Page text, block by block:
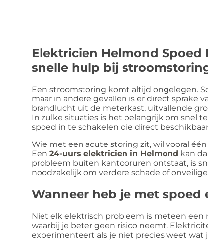
Elektricien Helmond
snelle hulp bij
Een stroomstoring komt altijd ongelegen.
maar in andere gevallen is er direct sprake
brandlucht uit de meterkast, uitvallende
In zulke situaties is het belangrijk om snel
spoed in te schakelen die direct
Wie met een acute storing zit, wil vooral
Een24-uurs elektricien in Helmond kan
probleem buiten kantooruren ontstaat, is
noodzakelijk om verdere schade of
Wanneer heb je met spoed
Niet elk elektrisch probleem is meteen een
waarbij je beter geen risico neemt.
experimenteert als je niet precies weet wat